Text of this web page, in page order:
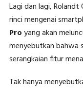
Lagi dan lagi,
rinci mengenai
Proyang akan
menyebutkan bahwa
serangkaian fitur
Tak hanya